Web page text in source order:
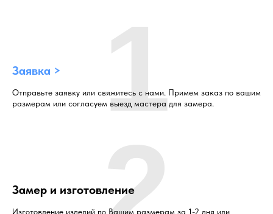
Заявка >
Отправьте заявку или свяжитесь с нами. Примем заказ по вашим
размерам или согласуем выезд мастера для замера.
1
Замер и изготовление
Изготовление изделий по Вашим размерам за 1-2 дня или